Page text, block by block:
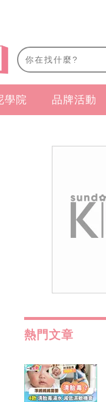
學院 品牌活動
熱門文章